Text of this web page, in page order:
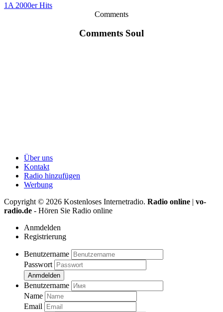
1A 2000er Hits
Comments
Comments Soul
Über uns
Kontakt
Radio hinzufügen
Werbung
Copyright © 2026 Kostenloses Internetradio. Radio online | vo-
radio.de - Hören Sie Radio online
Anmdelden
Registrierung
Benutzername
Passwort
Anmdelden
Benutzername
Name
Email